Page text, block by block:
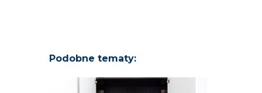
Podobne tematy: